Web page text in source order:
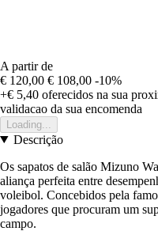
A partir de
€ 120,00 € 108,00 -10%
+€ 5,40 oferecidos na sua
validacao da sua encomenda
Loading...
Descrição
Os sapatos de salão Mizuno
aliança perfeita entre
voleibol. Concebidos pela
jogadores que procuram um
campo.